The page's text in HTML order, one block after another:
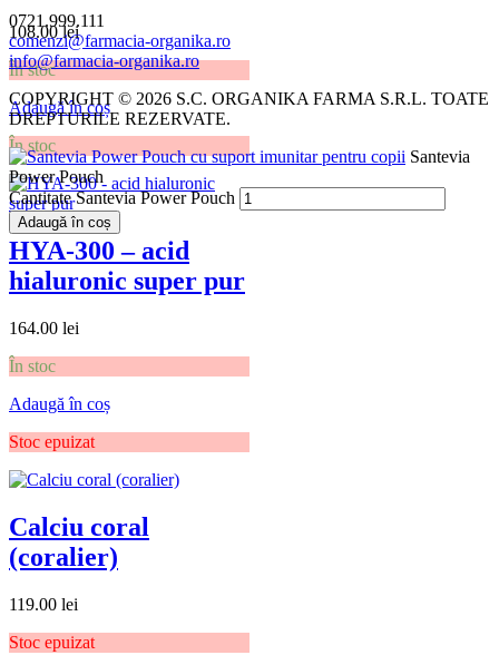
108.00lei
În stoc
Adaugă în coș
În stoc
HYA-300 – acid
hialuronic super pur
164.00 lei
În stoc
Adaugă în coș
Stoc epuizat
Calciu coral
(coralier)
119.00 lei
Stoc epuizat
0721.999.111
comenzi@farmacia-organika.ro
info@farmacia-organika.ro
COPYRIGHT © 2026 S.C. ORGANIKA FARMA S.R.L. TOATE
DREPTURILE REZERVATE.
Santevia
Power Pouch
Cantitate Santevia Power Pouch
Adaugă în coș